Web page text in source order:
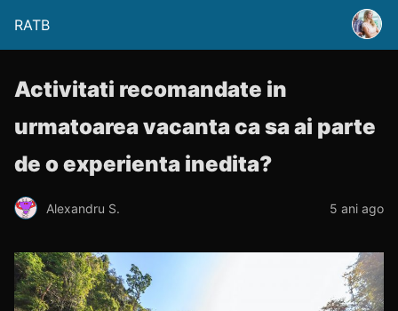
RATB
Activitati recomandate in
urmatoarea vacanta ca sa ai parte
de o experienta inedita?
Alexandru S. 5 ani ago